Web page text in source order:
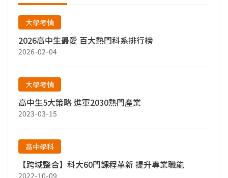
大學考情
2026高中生最愛 百大熱門科系排行榜
2026-02-04
大學考情
高中生5大策略 進軍2030熱門產業
2023-03-15
高中學科
【跨域整合】科大60門課程革新 提升專業職能
2022-10-09